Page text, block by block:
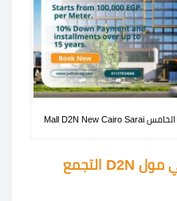
أنظمة الشراء والتقسيط في مول D2N التجمع